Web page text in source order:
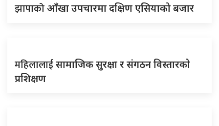
झापाकोआँखा उपचारमा दक्षिण एसियाको बजार
महिलालाईसामाजिक सुरक्षा र संगठन विस्तारको
प्रशिक्षण